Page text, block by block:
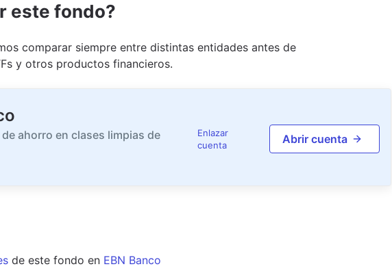
este fondo?
comparar siempre entre distintas entidades antes de
y otros productos financieros.
ahorro en clases limpias de
Enlazar
cuenta
Abrir cuenta
de este fondo en EBN Banco